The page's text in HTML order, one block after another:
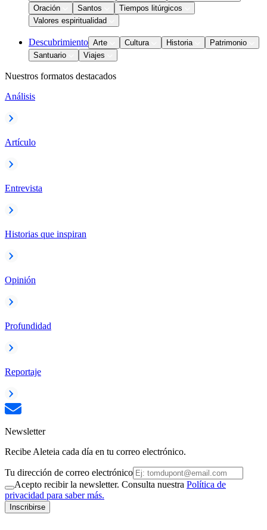
Oración
Santos
Tiempos litúrgicos
Valores espiritualidad
Descubrimiento Arte Cultura Historia
Patrimonio
Santuario
Viajes
Nuestros formatos destacados
Análisis
Artículo
Entrevista
Historias que inspiran
Opinión
Profundidad
Reportaje
Newsletter
Recibe Aleteia cada día en tu correo electrónico.
Tu dirección de correo electrónico
Acepto recibir la newsletter. Consulta nuestra Política de
privacidad para saber más.
Inscribirse